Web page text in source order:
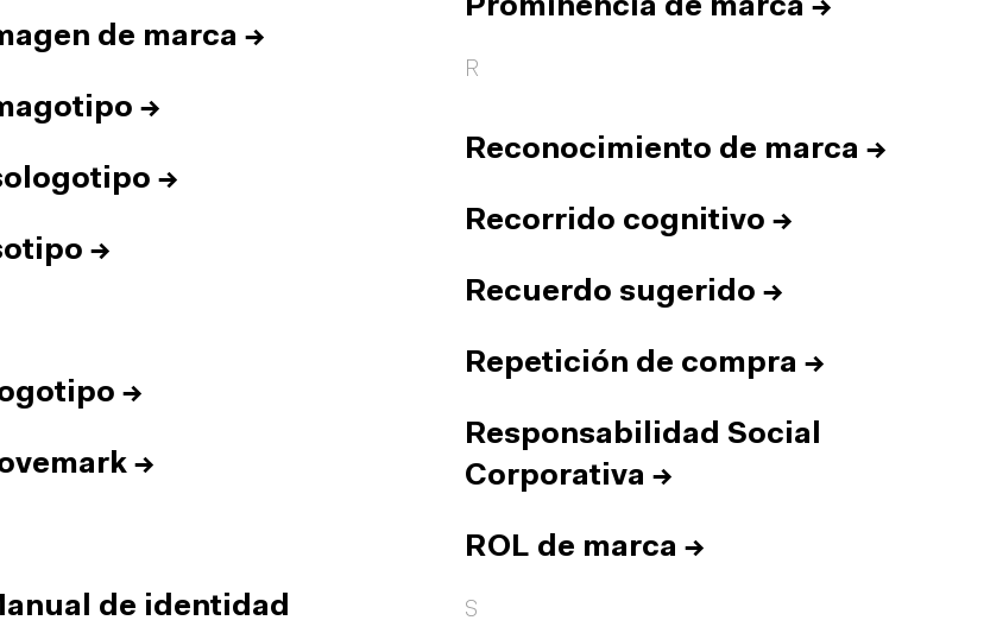
de marca →
→
→
→
→
→
de identidad
Prominencia de marca →
R
Reconocimiento de marca →
Recorrido cognitivo →
Recuerdo sugerido →
Repetición de compra →
Responsabilidad Social
Corporativa →
ROL de marca →
S